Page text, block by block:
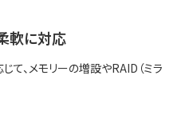
軟に対応
て、メモリーの増設やRAID（ミラ